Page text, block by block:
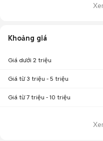
Khoảng giá
Giá dưới 2 triệu
Giá từ 3 triệu - 5 triệu
Giá từ 7 triệu - 10 triệu